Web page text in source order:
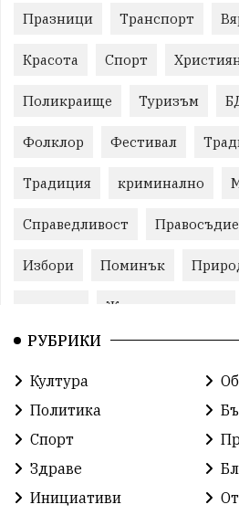
Празници Транспорт
Красота Спорт
Поликраище Туризъм
Фолклор Фестивал
Традиция криминално
Справедливост Правосъдие
Избори Поминък
Животновъдство
РУБРИКИ
Култура
Политика
Спорт
Здраве
Инициативи